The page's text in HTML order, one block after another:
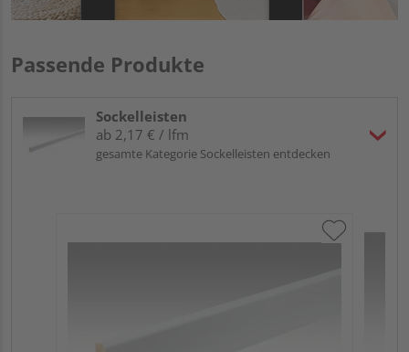
Passende Produkte
Sockelleisten
ab 2,17 € / lfm
gesamte Kategorie Sockelleisten entdecken